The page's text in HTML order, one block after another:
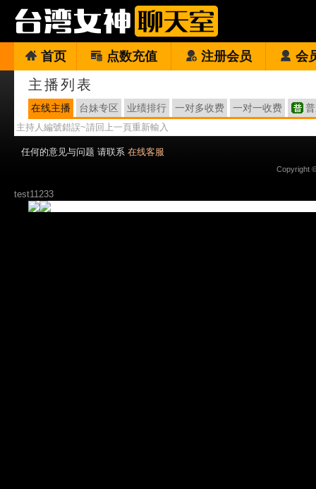
首页 点数充值 注册会员 会
主播列表
在线主播 台妹专区 业绩排行 一对多收费 一对一收费
主持人編號錯誤~請回上一頁重新輸入
任何的意见与问题 请联系 在线客服
Copyright
test11233